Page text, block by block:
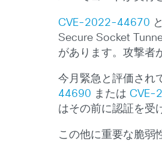
CVE-2022-44670
Secure Socket
があります。攻撃者
今月緊急と評価され
44690 またはCVE-
はその前に認証を受
この他に重要な脆弱